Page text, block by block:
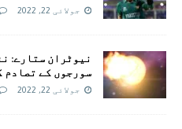
جولائی 22, 2022
نیوٹران ستارے:
سورجوں کے تصادم
جولائی 22, 2022